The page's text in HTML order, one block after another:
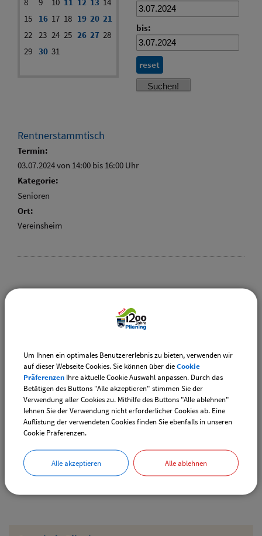
15
16 17 18 19 20 21
22 23 24 25 26 27 28
29 30 31
bis:
reset
Rentnerstammtisch
Termin:
03.07.2024 von 14:00 bis 16:00 Uhr
Kategorie:
Senioren
Ort:
Vereinsheim
Adventsmarkt Hofladen Burghart
Downloads
Den gewählten Termin als VCS-Kalenderdatei
downloaden
Den gewählten Termin als iCal-Kalenderdatei
downloaden
Um Ihnen ein optimales Benutzererlebnis zu bieten, verwenden wir
auf dieser Webseite Cookies. Sie können über dieCookie
Präferenzen Ihre aktuelle Cookie Auswahl anpassen. Durch das
Betätigen des Buttons "Alle akzeptieren" stimmen Sie der
Verwendung aller Cookies zu. Mithilfe des Buttons "Alle ablehnen"
lehnen Sie der Verwendung nicht erforderlicher Cookies ab. Eine
Auflistung der verwendeten Cookies finden Sie ebenfalls in unseren
Cookie Präferenzen.
Alle akzeptieren Alle ablehnen